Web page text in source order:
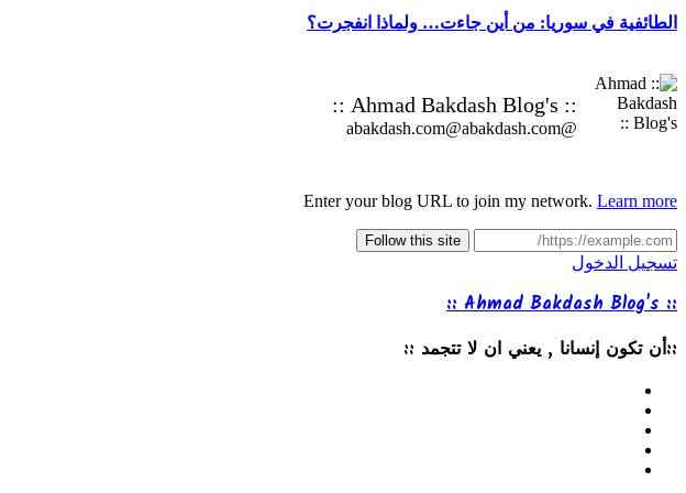
الطائفية في سوريا: من أين جاءت… ولماذا انفجرت؟
:: Ahmad Bakdash Blog's ::
@abakdash.com@abakdash.com
Enter your blog URL to join my network. Learn more
Follow this site
تسجيل الدخول
:: Ahmad Bakdash Blog's ::
::أن تكون إنسانا , يعني ان لا تتجمد ::